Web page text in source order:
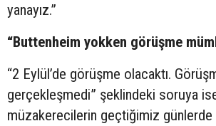
yanayız.”
“Buttenheim yokken görüşme
“2 Eylül’de görüşme olacaktı.
gerçekleşmedi” şeklindeki soruya
müzakerecilerin geçtiğimiz günlerde